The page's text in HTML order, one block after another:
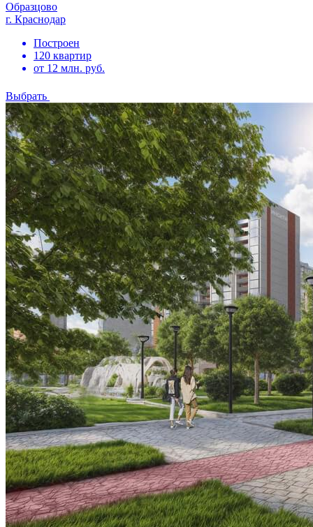
Образцово
г. Краснодар
Построен
120 квартир
от 12 млн. руб.
Выбрать